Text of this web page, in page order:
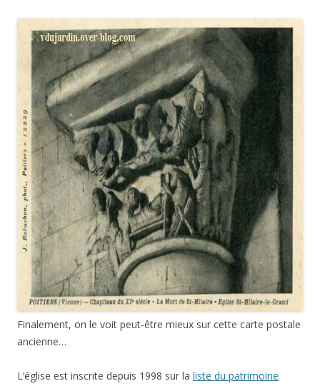
Finalement, on le voit peut-être mieux sur cette carte postale
ancienne…
L’église est inscrite depuis 1998 sur la liste du patrimoine